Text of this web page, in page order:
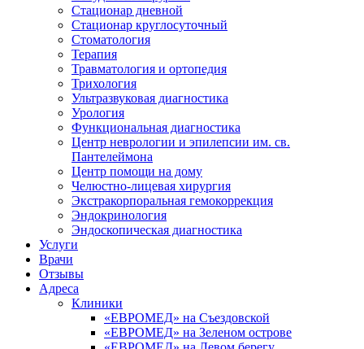
Стационар дневной
Стационар круглосуточный
Стоматология
Терапия
Травматология и ортопедия
Трихология
Ультразвуковая диагностика
Урология
Функциональная диагностика
Центр неврологии и эпилепсии им. св.
Пантелеймона
Центр помощи на дому
Челюстно-лицевая хирургия
Экстракорпоральная гемокоррекция
Эндокринология
Эндоскопическая диагностика
Услуги
Врачи
Отзывы
Адреса
Клиники
«ЕВРОМЕД» на Съездовской
«ЕВРОМЕД» на Зеленом острове